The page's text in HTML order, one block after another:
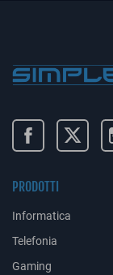
PRODOTTI
Informatica
Telefonia
Gaming